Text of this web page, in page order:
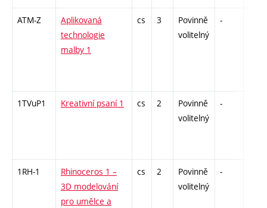
ATM-Z
Aplikovaná
technologie
malby 1
cs 3
Povinně
volitelný
-
1TVuP1 Kreativní psaní 1 cs 2
Povinně
volitelný
-
1RH-1
Rhinoceros 1 –
3D modelování
pro umělce a
cs 2
Povinně
volitelný
-